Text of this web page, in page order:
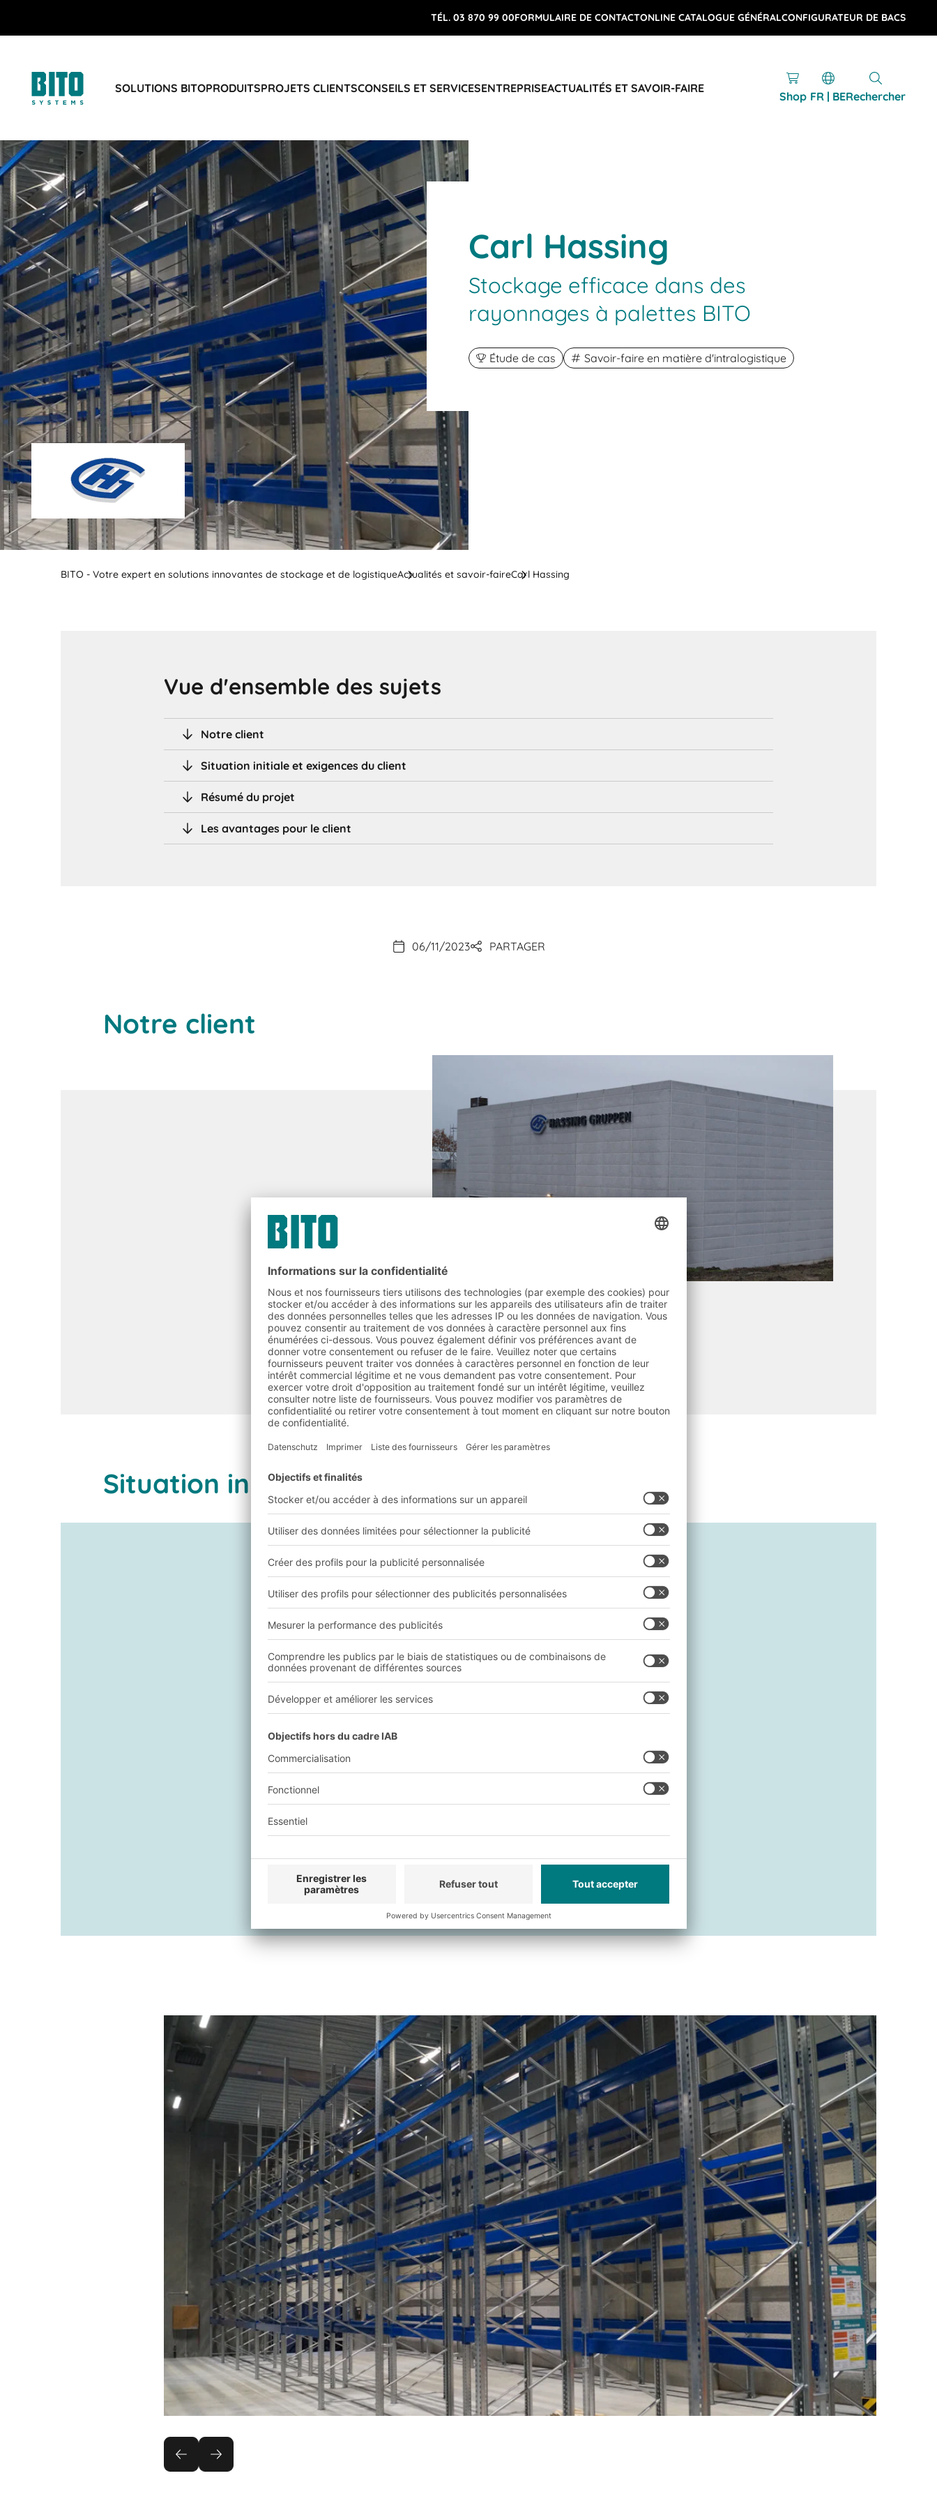
TÉL. 03 870 99 00FORMULAIRE DE CONTACTONLINE CATALOGUE GÉNÉRALCONFIGURATEUR DE BACS
SOLUTIONS BITOPRODUITSPROJETS CLIENTSCONSEILS ET SERVICESENTREPRISEACTUALITÉS ET SAVOIR-FAIRE
Shop FR | BERechercher
Carl Hassing
Stockage efficace dans des
rayonnages à palettes BITO
Étude de cas Savoir-faire en matière d'intralogistique
BITO - Votre expert en solutions innovantes de stockage et de logistiqueActualités et savoir-faireCarl Hassing
Vue d'ensemble des sujets
Notre client
Situation initiale et exigences du client
Résumé du projet
Les avantages pour le client
06/11/2023 PARTAGER
Notre client
Situation initiale et exigences du client